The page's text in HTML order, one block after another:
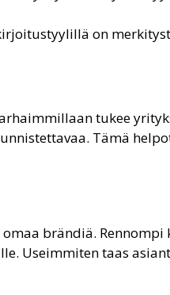
on
tukee
Tämä
brändiä.
Useimmiten taas